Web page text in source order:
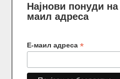
Најнови понуди
маил адреса
Е-маил адреса *